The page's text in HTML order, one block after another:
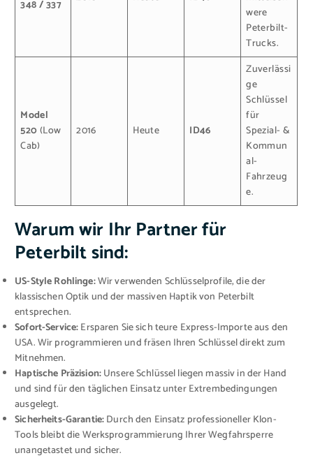
348 / 337
were
Peterbilt-
Trucks.
Model
520 (Low
Cab)
2016 Heute ID46
Zuverlässi
ge
Schlüssel
für
Spezial- &
Kommun
al-
Fahrzeug
e.
Warum wir Ihr Partner für
Peterbilt sind:
US-Style Rohlinge:Wir verwenden Schlüsselprofile, die der
klassischen Optik und der massiven Haptik von Peterbilt
entsprechen.
Sofort-Service:Ersparen Sie sich teure Express-Importe aus den
USA. Wir programmieren und fräsen Ihren Schlüssel direkt zum
Mitnehmen.
Haptische Präzision:Unsere Schlüssel liegen massiv in der Hand
und sind für den täglichen Einsatz unter Extrembedingungen
ausgelegt.
Sicherheits-Garantie:Durch den Einsatz professioneller Klon-
Tools bleibt die Werksprogrammierung Ihrer Wegfahrsperre
unangetastet und sicher.